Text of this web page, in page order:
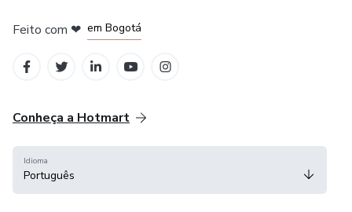
Feito com ❤ em Bogotá
Conheça a Hotmart
Idioma
Português